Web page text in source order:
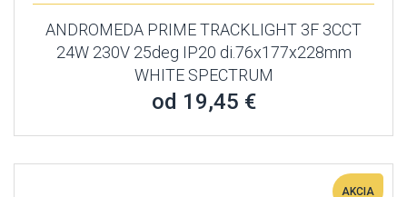
ANDROMEDA PRIME TRACKLIGHT 3F 3CCT
24W 230V 25deg IP20 di.76x177x228mm
WHITE SPECTRUM
od 19,45 €
AKCIA